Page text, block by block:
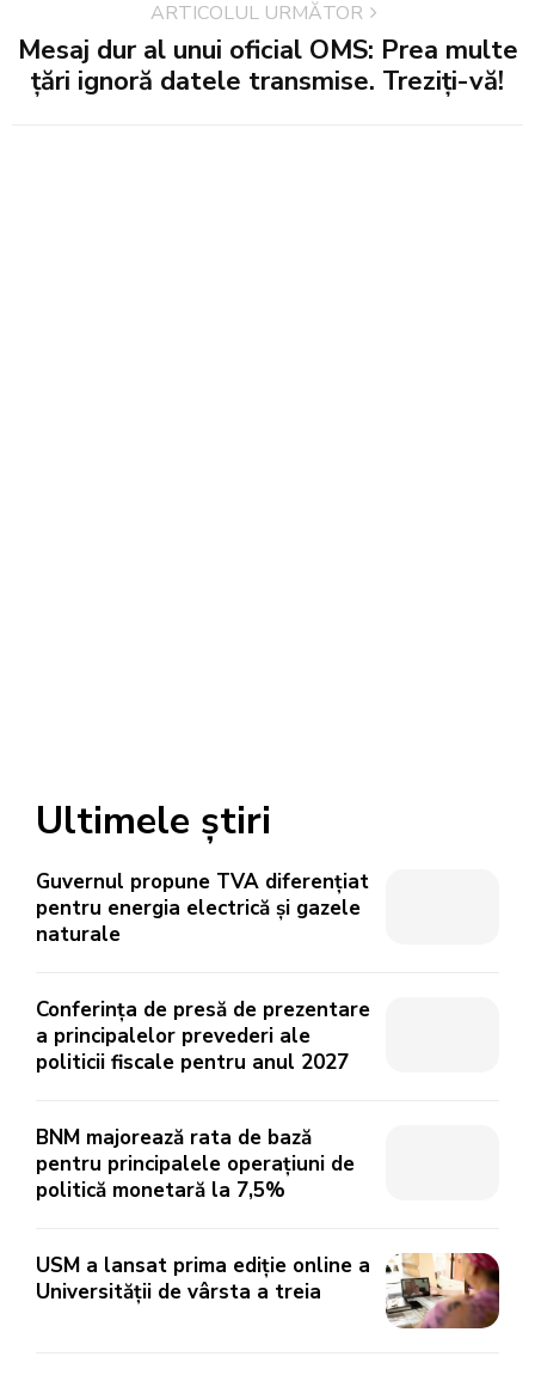
ARTICOLUL URMĂTOR
Mesaj dur al unui oficial OMS: Prea multe
ţări ignoră datele transmise. Treziți-vă!
Ultimele știri
Guvernul propune TVA diferențiat
pentru energia electrică și gazele
naturale
Conferința de presă de prezentare
a principalelor prevederi ale
politicii fiscale pentru anul 2027
BNM majorează rata de bază
pentru principalele operațiuni de
politică monetară la 7,5%
USM a lansat prima ediție online a
Universității de vârsta a treia